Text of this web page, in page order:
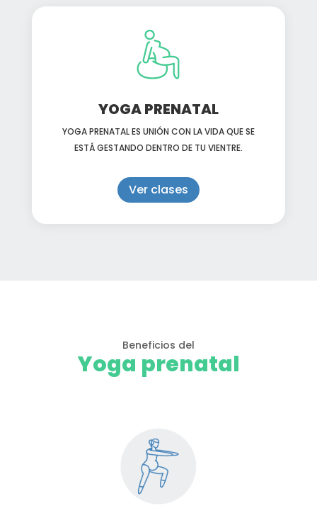
YOGA PRENATAL
YOGA PRENATAL ES UNIÓN CON LA VIDA QUE SE
ESTÁ GESTANDO DENTRO DE TU VIENTRE.
Ver clases
Beneficios del
Yoga prenatal